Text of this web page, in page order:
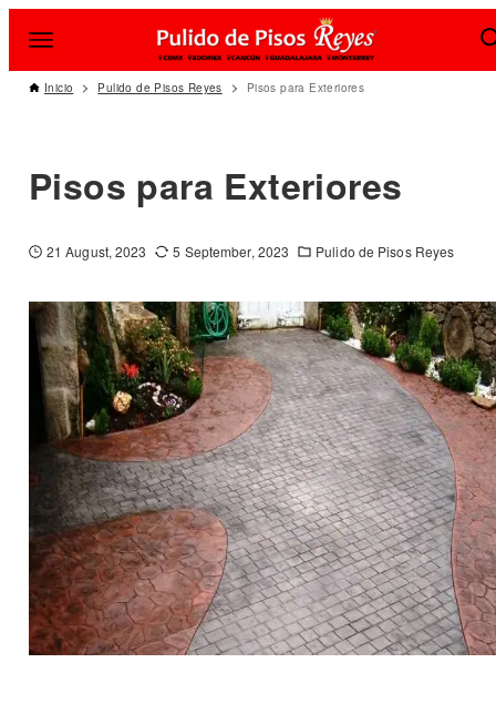
Inicio Pulido de Pisos Reyes Pisos para Exteriores
Pisos para Exteriores
21 August, 2023 5 September, 2023 Pulido de Pisos Reyes